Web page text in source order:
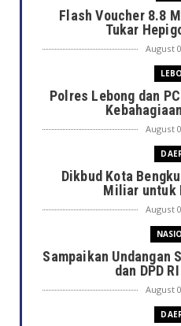
Flash Voucher 8.8
Tukar
August
Polres Lebong dan
August
Dikbud Kota
Miliar untuk
August
Sampaikan Undangan
dan DPD
August